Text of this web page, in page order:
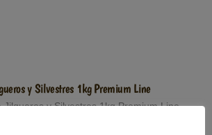
y Silvestres 1kg Premium Line
Jilgueros y Silvestres 1kg Premium Line,